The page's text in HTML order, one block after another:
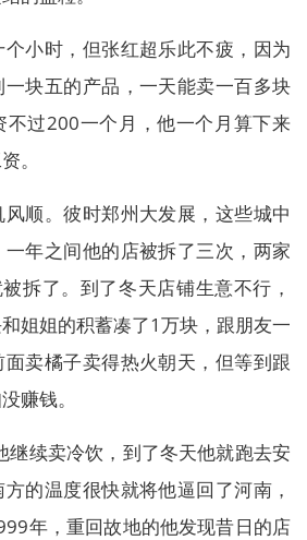
小时，但张红超乐此不疲，因为
块五的产品，一天能卖一百多块
不过200一个月，他一个月算下来
。
顺。彼时郑州大发展，这些城中
年之间他的店被拆了三次，两家
拆了。到了冬天店铺生意不行，
姐姐的积蓄凑了1万块，跟朋友一
卖橘子卖得热火朝天，但等到跟
赚钱。
继续卖冷饮，到了冬天他就跑去安
的温度很快就将他逼回了河南，
年，重回故地的他发现昔日的店